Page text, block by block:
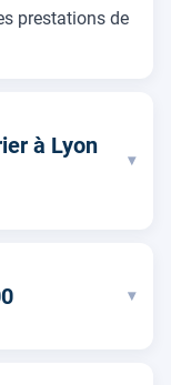
prestations de
à Lyon
▾
▾